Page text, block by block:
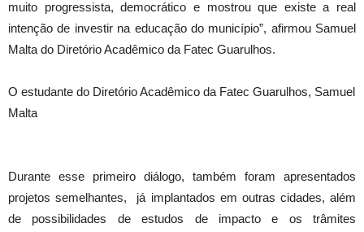
muito progressista, democrático e mostrou que existe a real
intenção de investir na educação do município”, afirmou Samuel
Malta do Diretório Acadêmico da Fatec Guarulhos.
O estudante do Diretório Acadêmico da Fatec Guarulhos, Samuel
Malta
Durante esse primeiro diálogo, também foram apresentados
projetos semelhantes, já implantados em outras cidades, além
de possibilidades de estudos de impacto e os trâmites